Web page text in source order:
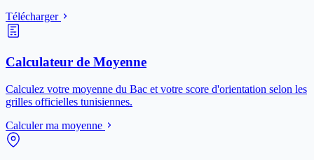
Télécharger
Calculateur de Moyenne
Calculez votre moyenne du Bac et votre score d'orientation selon les
grilles officielles tunisiennes.
Calculer ma moyenne